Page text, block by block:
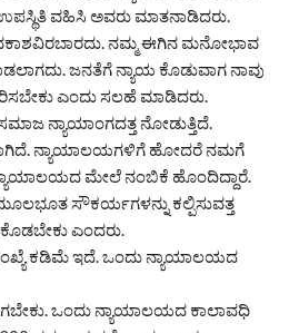
ವಹಿಸಿ ಅವರು ಮಾತನಾಡಿದರು.
ನಮ್ಮ ಈಗಿನ ಮನೋಭಾವ
ಜನತೆಗೆ ನ್ಯಾಯ ಕೊಡುವಾಗ ನಾವು
ಎಂದು ಸಲಹೆ ಮಾಡಿದರು.
ನ್ಯಾಯಾಂಗದತ್ತ ನೋಡುತ್ತಿದೆ.
ನ್ಯಾಯಾಲಯಗಳಿಗೆ ಹೋದರೆ ನಮಗೆ
ಮೇಲೆ ನಂಬಿಕೆ ಹೊಂದಿದ್ದಾರೆ.
ಸೌಕರ್ಯಗಳನ್ನು ಕಲ್ಪಿಸುವತ್ತ
ಎಂದರು.
ಕಡಿಮೆ ಇದೆ. ಒಂದು ನ್ಯಾಯಾಲಯದ
ಒಂದು ನ್ಯಾಯಾಲಯದ ಕಾಲಾವಧಿ